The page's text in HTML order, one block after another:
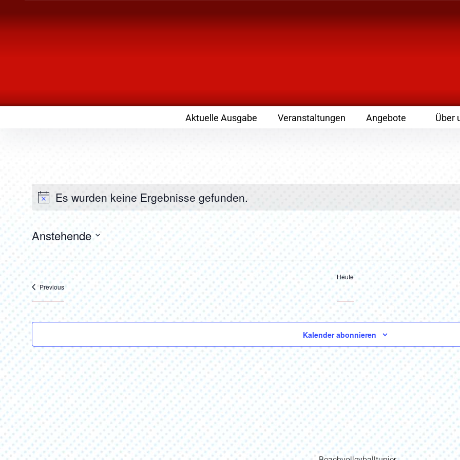
Landknirpse – Die Zeitschrift für Leute
Aktuelle Ausgabe Veranstaltungen Angebote Über
Es wurden keine Ergebnisse gefunden.
Anstehende
Select
date.
PreviousVeranstaltungen
Heute
Kalender abonnieren